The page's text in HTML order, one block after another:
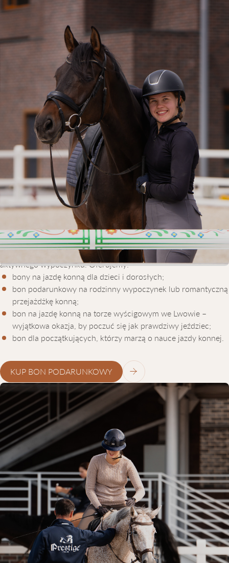
BONY PODARUNKOWE NA JAZDĘ
KONNĄ WE LWOWIE
Equicor to nowoczesny kompleks jeździecki we Lwowie, który
oferuje doskonałe warunki do jazdy konnej – zarówno dla
początkujących, jak i zaawansowanych jeźdźców.
Jeśli szukasz oryginalnego prezentu, który na długo pozostanie
w pamięci, polecamy bon podarunkowy na jazdę konną od klubu
Equicor. To niezapomniane przeżycie dla każdego miłośnika
aktywnego wypoczynku. Oferujemy:
bony na jazdę konną dla dzieci i dorosłych;
bon podarunkowy na rodzinny wypoczynek lub romantyczną
przejażdżkę konną;
bon na jazdę konną na torze wyścigowym we Lwowie –
wyjątkowa okazja, by poczuć się jak prawdziwy jeździec;
bon dla początkujących, którzy marzą o nauce jazdy konnej.
KUP BON PODARUNKOWY
BONY PODARUNKOWE NA JAZDĘ